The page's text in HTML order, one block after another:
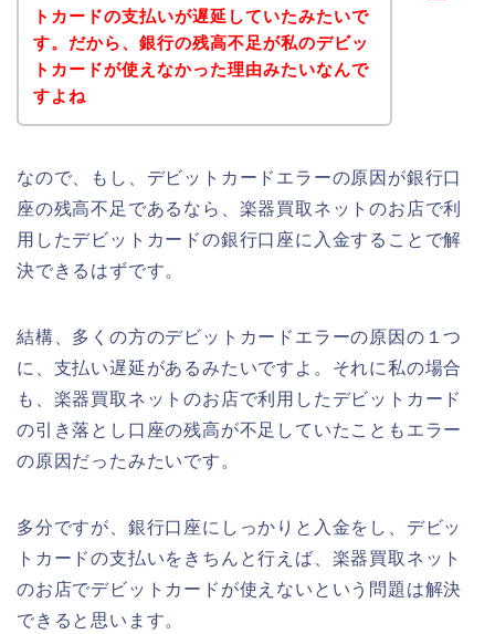
トカードの支払いが遅延していたみたいで
す。だから、銀行の残高不足が私のデビッ
トカードが使えなかった理由みたいなんで
すよね
なので、もし、デビットカードエラーの原因が銀行口
座の残高不足であるなら、楽器買取ネットのお店で利
用したデビットカードの銀行口座に入金することで解
決できるはずです。
結構、多くの方のデビットカードエラーの原因の１つ
に、支払い遅延があるみたいですよ。それに私の場合
も、楽器買取ネットのお店で利用したデビットカード
の引き落とし口座の残高が不足していたこともエラー
の原因だったみたいです。
多分ですが、銀行口座にしっかりと入金をし、デビッ
トカードの支払いをきちんと行えば、楽器買取ネット
のお店でデビットカードが使えないという問題は解決
できると思います。